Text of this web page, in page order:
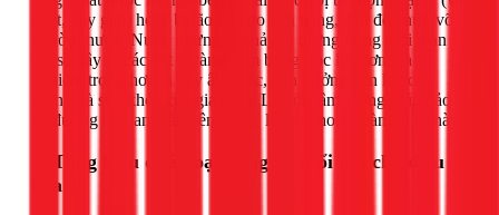
quệt, gãy gập) hoặc bị lão hóa do ánh nắng, dẫn đến nứt, vỡ
và rò rỉ nước. Nước ngưng tụ chảy ra tường trong thời gian
dài sẽ gây ra các vết ố vàng, làm bong tróc lớp sơn, và
nghiêm trọng hơn là gây ẩm mốc, ảnh hưởng đến kết cấu
tường và sức khỏe của gia đình. Lắp đặt âm tường giúp bảo
vệ đường ống an toàn bên trong, loại bỏ hoàn toàn rủi ro này.
3. Tăng hiệu quả hoạt động và tuổi thọ cho điều
hòa